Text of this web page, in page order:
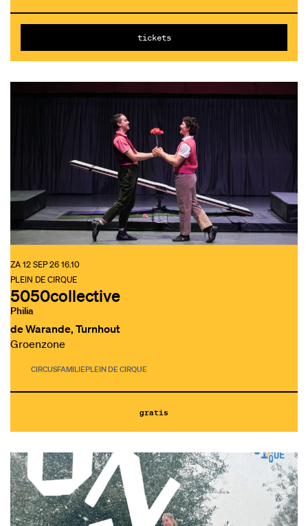
tickets
5050collective
Philia
PLEIN DE CIRQUE
ZA 12 SEP 2616.10
de Warande, Turnhout
Groenzone
CIRCUSFAMILIEPLEIN DE CIRQUE
gratis